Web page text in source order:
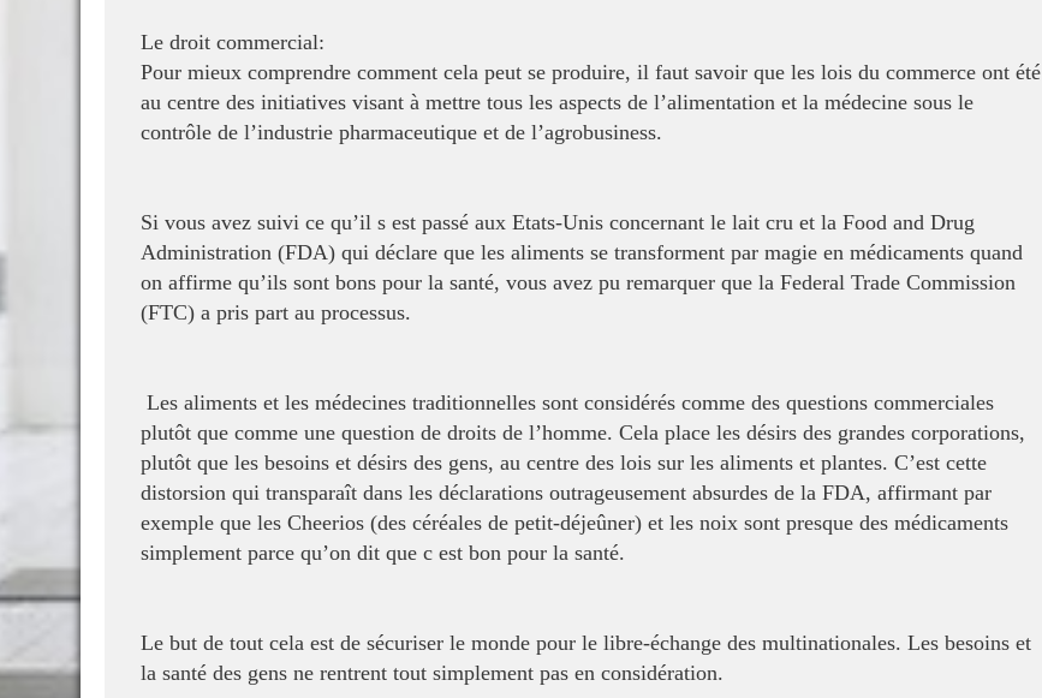
Le droit commercial:
Pour mieux comprendre comment cela peut se produire, il faut savoir que les lois du commerce ont été
au centre des initiatives visant à mettre tous les aspects de l’alimentation et la médecine sous le
contrôle de l’industrie pharmaceutique et de l’agrobusiness.
Si vous avez suivi ce qu’il s est passé aux Etats-Unis concernant le lait cru et la Food and Drug
Administration (FDA) qui déclare que les aliments se transforment par magie en médicaments quand
on affirme qu’ils sont bons pour la santé, vous avez pu remarquer que la Federal Trade Commission
(FTC) a pris part au processus.
Les aliments et les médecines traditionnelles sont considérés comme des questions commerciales
plutôt que comme une question de droits de l’homme. Cela place les désirs des grandes corporations,
plutôt que les besoins et désirs des gens, au centre des lois sur les aliments et plantes. C’est cette
distorsion qui transparaît dans les déclarations outrageusement absurdes de la FDA, affirmant par
exemple que les Cheerios (des céréales de petit-déjeûner) et les noix sont presque des médicaments
simplement parce qu’on dit que c est bon pour la santé.
Le but de tout cela est de sécuriser le monde pour le libre-échange des multinationales. Les besoins et
la santé des gens ne rentrent tout simplement pas en considération.